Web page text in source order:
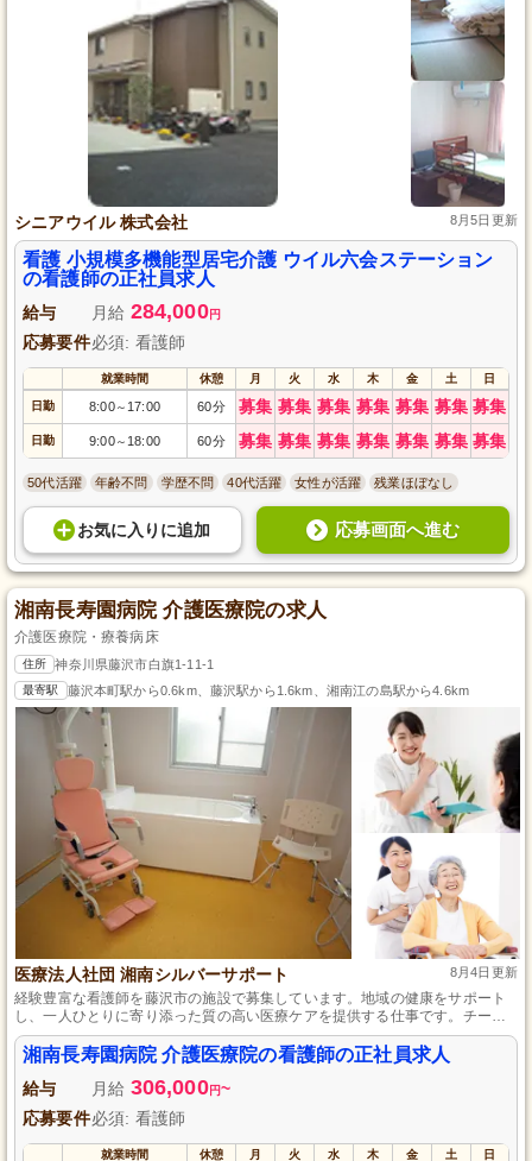
シニアウイル 株式会社 8月5日更新
看護 小規模多機能型居宅介護 ウイル六会ステーション
の看護師の正社員求人
給与 月給 284,000円
応募要件必須: 看護師
就業時間 休憩 月 火 水 木 金 土 日
日勤 8:00～ 17:00 60分 募集 募集 募集 募集 募集 募集 募集
日勤 9:00～ 18:00 60分 募集 募集 募集 募集 募集 募集 募集
50代活躍 年齢不問 学歴不問 40代活躍 女性が活躍 残業ほぼなし
お気に入り に追加 応募画面へ進む
湘南長寿園病院 介護医療院の求人
介護医療院・療養病床
住所 神奈川県藤沢市白旗1-11-1
最寄駅 藤沢本町駅から0.6km、藤沢駅から1.6km、湘南江の島駅から4.6km
医療法人社団 湘南シルバーサポート 8月4日更新
経験豊富な看護師を藤沢市の施設で募集しています。地域の健康をサポート
し、一人ひとりに寄り添った質の高い医療ケアを提供する仕事です。チーム
ワークを重視し、スキルアップと仕事とプライベートの両立がしやすい環境
を整えています。看護師としてやりがいを感じながら、地域社会に貢献しま
せんか？
湘南長寿園病院 介護医療院の看護師の正社員求人
給与 月給 306,000円~
応募要件必須: 看護師
就業時間 休憩 月 火 水 木 金 土 日